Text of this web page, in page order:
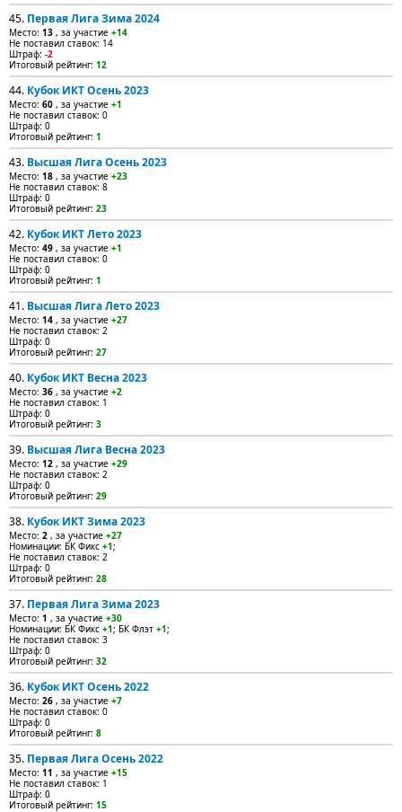
45. Первая Лига Зима 2024
Место: 13 , за участие +14
Не поставил ставок: 14
Штраф: -2
Итоговый рейтинг: 12
44. Кубок ИКТ Осень 2023
Место: 60 , за участие +1
Не поставил ставок: 0
Штраф: 0
Итоговый рейтинг: 1
43. Высшая Лига Осень 2023
Место: 18 , за участие +23
Не поставил ставок: 8
Штраф: 0
Итоговый рейтинг: 23
42. Кубок ИКТ Лето 2023
Место: 49 , за участие +1
Не поставил ставок: 0
Штраф: 0
Итоговый рейтинг: 1
41. Высшая Лига Лето 2023
Место: 14 , за участие +27
Не поставил ставок: 2
Штраф: 0
Итоговый рейтинг: 27
40. Кубок ИКТ Весна 2023
Место: 36 , за участие +2
Не поставил ставок: 1
Штраф: 0
Итоговый рейтинг: 3
39. Высшая Лига Весна 2023
Место: 12 , за участие +29
Не поставил ставок: 2
Штраф: 0
Итоговый рейтинг: 29
38. Кубок ИКТ Зима 2023
Место: 2 , за участие +27
Номинации: БК Фикс +1;
Не поставил ставок: 2
Штраф: 0
Итоговый рейтинг: 28
37. Первая Лига Зима 2023
Место: 1 , за участие +30
Номинации: БК Фикс +1; БК Флэт +1;
Не поставил ставок: 3
Штраф: 0
Итоговый рейтинг: 32
36. Кубок ИКТ Осень 2022
Место: 26 , за участие +7
Не поставил ставок: 0
Штраф: 0
Итоговый рейтинг: 8
35. Первая Лига Осень 2022
Место: 11 , за участие +15
Не поставил ставок: 1
Штраф: 0
Итоговый рейтинг: 15